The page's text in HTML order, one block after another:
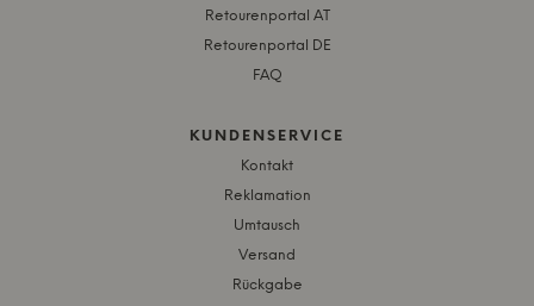
Retourenportal AT
Retourenportal DE
FAQ
KUNDENSERVICE
Kontakt
Reklamation
Umtausch
Versand
Rückgabe